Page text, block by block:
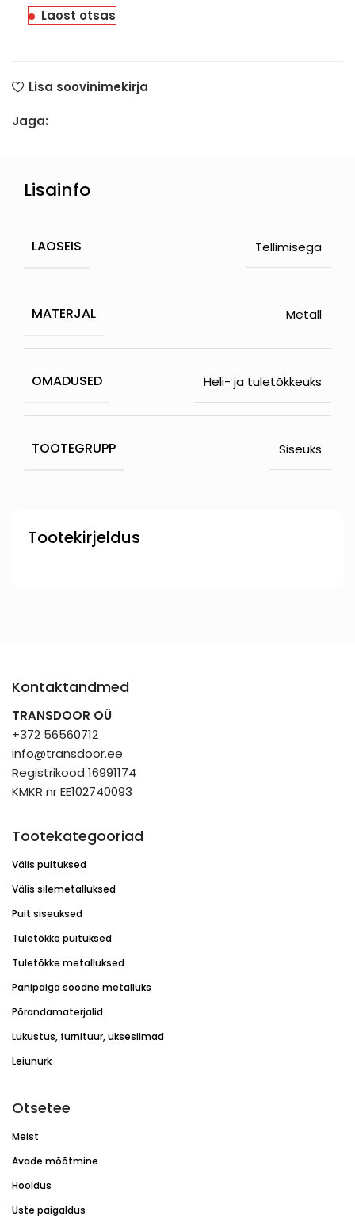
Laost otsas
Lisa soovinimekirja
Jaga:
Tootekirjeldus
Lisainfo
LAOSEIS Tellimisega
MATERJAL Metall
OMADUSED Heli- ja tuletõkkeuks
TOOTEGRUPP Siseuks
Kontaktandmed
TRANSDOOR OÜ
+372 56560712
info@transdoor.ee
Registrikood 16991174
KMKR nr EE102740093
Tootekategooriad
Välis puituksed
Välis silemetalluksed
Puit siseuksed
Tuletõkke puituksed
Tuletõkke metalluksed
Panipaiga soodne metalluks
Põrandamaterjalid
Lukustus, furnituur, uksesilmad
Leiunurk
Otsetee
Meist
Avade mõõtmine
Hooldus
Uste paigaldus